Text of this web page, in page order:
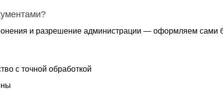
и разрешение администрации — оформляем сами
с точной обработкой